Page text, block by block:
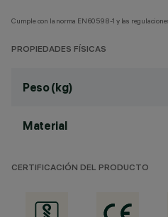
Cumple con la norma EN60598-1 y las
PROPIEDADES FÍSICAS
Peso (kg)
Material
CERTIFICACIÓN DEL PRODUCTO